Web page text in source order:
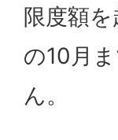
限度額
の10月
ん。